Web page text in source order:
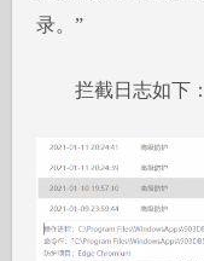
录。”
拦截日志如下：